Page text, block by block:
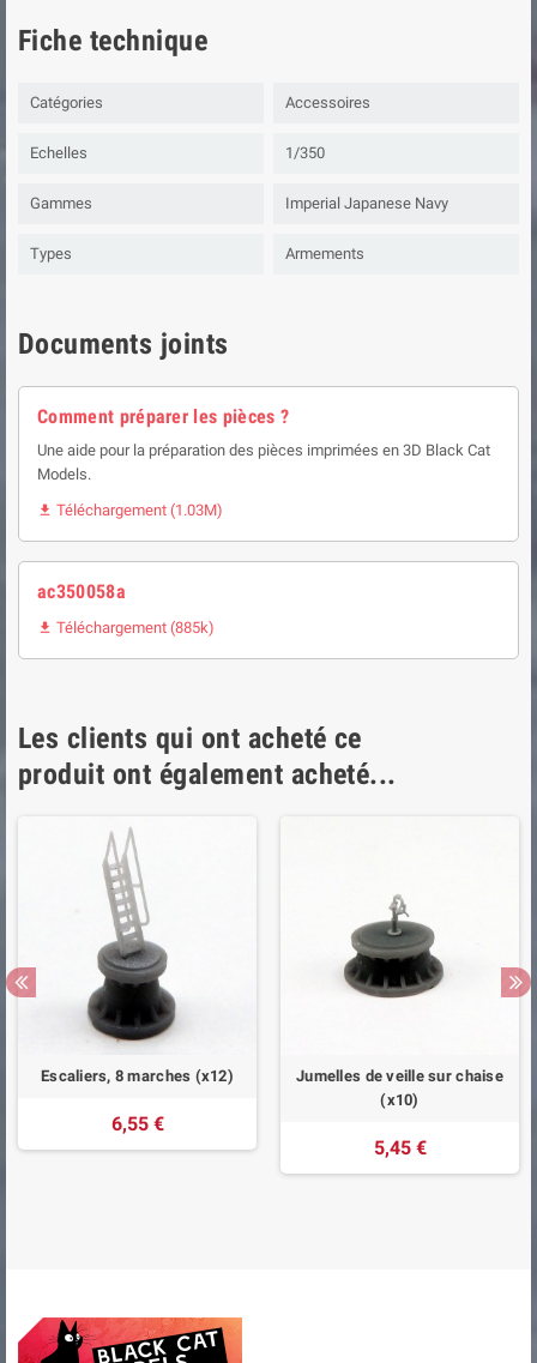
Fiche technique
Catégories Accessoires
Echelles 1/350
Gammes Imperial Japanese Navy
Types Armements
Documents joints
Comment préparer les pièces ?
Une aide pour la préparation des pièces imprimées en 3D Black Cat
Models.
 Téléchargement (1.03M)
ac350058a
 Téléchargement (885k)
Les clients qui ont acheté ce
produit ont également acheté...
Escaliers, 8 marches (x12)
6,55 €
Jumelles de veille sur chaise
(x10)
5,45 €